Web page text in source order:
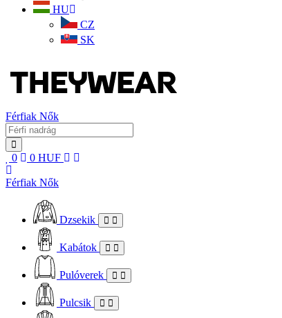
HU
CZ
SK
Férfiak Nők
0 0 HUF
Férfiak Nők
Dzsekik
Kabátok
Pulóverek
Pulcsik